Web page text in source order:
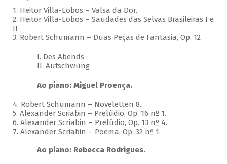
1. Heitor Villa-Lobos – Valsa da Dor.
2. Heitor Villa-Lobos – Saudades das Selvas Brasileiras I e
II
3. Robert Schumann – Duas Peças de Fantasia, Op. 12
I. Des Abends
II. Aufschwung
Ao piano: Miguel Proença.
4. Robert Schumann – Noveletten 8.
5. Alexander Scriabin – Prelúdio, Op. 16 nº 1.
6. Alexander Scriabin – Prelúdio, Op. 13 nº 4.
7. Alexander Scriabin – Poema, Op. 32 nº 1.
Ao piano: Rebecca Rodrigues.